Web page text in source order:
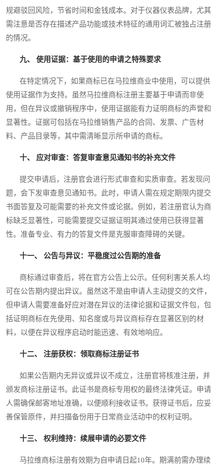
规避驳回风险，节省时间和金钱成本。对于仪器仪表品牌，尤其
需注意是否存在描述产品功能或技术特征的通用词汇被独占注册
的情况。
九、 使用证据：基于使用的申请之特殊要求
在特定情况下，如果商标已在马拉维商业中使用，可以提供
使用证据作为支持。虽然马拉维商标注册主要基于申请而非使
用，但在异议或撤销程序中，使用证据能有力证明商标的声誉和
显著性。证据可包括在马拉维销售产品的合同、发票、广告材
料、产品目录等，其中需清晰显示所申请的商标。
十、 应对审查：答复审查意见通知书的补充文件
提交申请后，注册官会进行形式审查和实质审查。若发现问
题，会下发审查意见通知书。此时，申请人需在规定期限内提交
书面答复及可能需要的补充文件或论据。例如，若注册官认为商
标缺乏显著性，可能需要提交证据证明其通过使用已获得显著
性。准备专业、有力的答复文件是克服审查障碍的关键。
十一、 公告与异议：平稳度过公告期的准备
商标通过审查后，将在官方公告上公示。任何利害关系人均
可在公告期内提出异议。虽然这不是由申请人主动提交的文件，
但申请人需要准备好应对潜在异议的法律论据和证据文件包，包
括证明商标在先使用、知名度或与异议商标存在显著区别的材
料，以便在异议程序启动时能迅速、有效地响应。
十二、 注册获权：领取商标注册证书
如果公告期内无异议或异议不成立，注册官将核准注册，并
颁发商标注册证书。此证书是商标专用权的最终法律凭证。申请
人需确保邮寄地址准确，以便顺利接收证书。获得证书后，应妥
善保管原件，并扫描备份用于日常商业活动中的权利证明。
十三、 权利维持：续展申请的必要文件
马拉维商标注册有效期为自申请日起10年。期满前需办理续